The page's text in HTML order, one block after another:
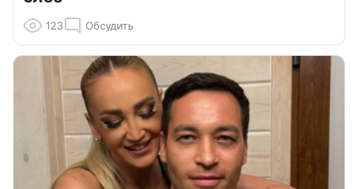
123 Обсудить